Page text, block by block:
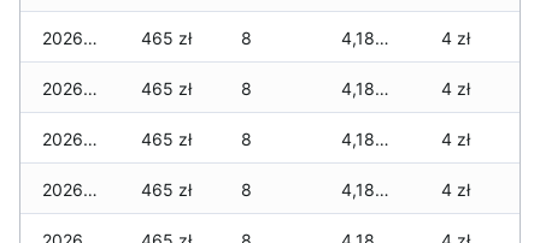
2026-02-17 465 zł 8 4,180 zł 4 zł
2026-02-16 465 zł 8 4,180 zł 4 zł
2026-02-15 465 zł 8 4,180 zł 4 zł
2026-02-14 465 zł 8 4,180 zł 4 zł